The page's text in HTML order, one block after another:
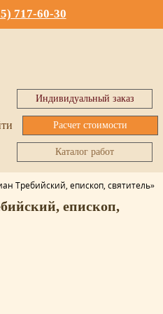
717-60-30
Индивидуальный заказ
Расчет стоимости
Каталог работ
Требийский, епископ, святитель»
епископ,